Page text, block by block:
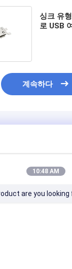
싱크 유
로 USB
계속하다
10:48 AM
are you looking